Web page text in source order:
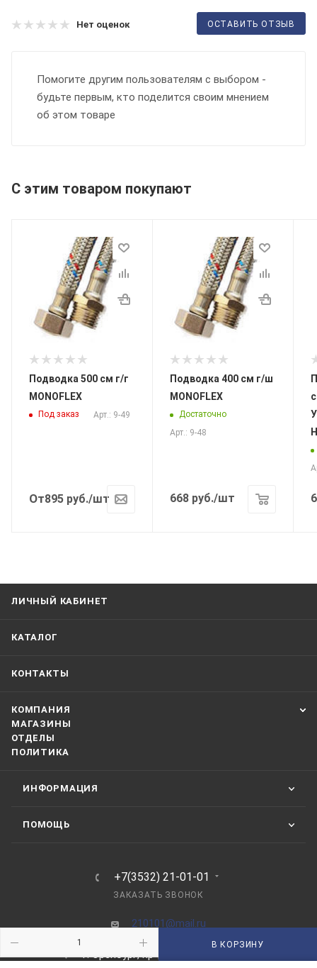
В КОРЗИНУ
Нет оценок ОСТАВИТЬ ОТЗЫВ
Помогите другим пользователям с выбором -
будьте первым, кто поделится своим мнением
об этом товаре
С этим товаром покупают
Подводка 500 см г/г
MONOFLEX
Под заказ Арт.: 9-49
От895 руб./шт
Подводка 400 см г/ш
MONOFLEX
Достаточно
Арт.: 9-48
668 руб./шт
ЛИЧНЫЙ КАБИНЕТ
КАТАЛОГ
КОНТАКТЫ
КОМПАНИЯ
МАГАЗИНЫ
ОТДЕЛЫ
ПОЛИТИКА
ИНФОРМАЦИЯ
ПОМОЩЬ
+7(3532) 21-01-01
ЗАКАЗАТЬ ЗВОНОК
210101@mail.ru
г. Оренбург, пр-д Автоматики, 8 "А"